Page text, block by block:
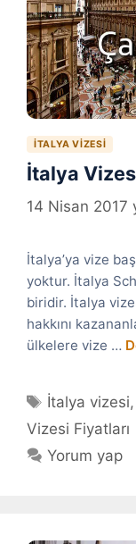
İTALYA VIZESI
İtalya
14 Nisan 2017
İtalya’ya vize
yoktur. İtalya
biridir. İtalya
hakkını
ülkelere vize …
Etiketler
İtalya vizesi,
Vizesi Fiyatları
Yorum yap